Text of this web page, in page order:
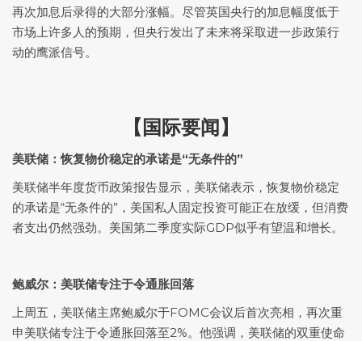
再次加息后录得的大部分涨幅。尽管英国央行的加息幅度低于
市场上许多人的预期，但央行发出了未来将采取进一步政策行
动的鹰派信号。
【国际要闻】
美联储：恢复物价稳定的承诺是“无条件的”
美联储半年度货币政策报告显示，美联储表示，恢复物价稳定
的承诺是“无条件的”，美国私人固定投资可能正在放缓，但消费
者支出仍然强劲。美国第二季度实际GDP似乎有望温和增长。
鲍威尔：美联储专注于令通胀回落
上周五，美联储主席鲍威尔于FOMC会议后首次亮相，再次重
申美联储专注于令通胀回落至2%。他强调，美联储的双重使命